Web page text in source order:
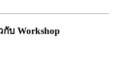
บ Workshop